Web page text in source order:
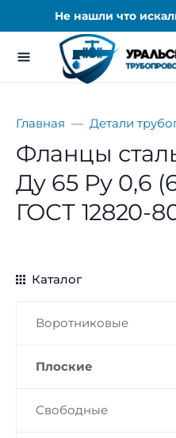
Не нашли что
Главная Детали
Фланцы
Ду 65 Ру 0,6
ГОСТ 12820-
Каталог
Воротниковые
Плоские
Свободные